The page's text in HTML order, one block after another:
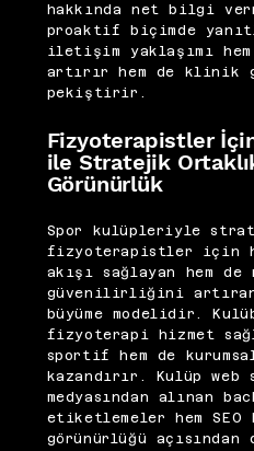
hakkında net bilgi
proaktif biçimde
iletişim yaklaşımı hem
artırır hem de
pekiştirir.
Fizyoterapistler
ile Stratejik
Görünürlük
Spor kulüpleriyle
fizyoterapistler için
akışı sağlayan hem de
güvenilirliğini artıran
büyüme modelidir.
fizyoterapi hizmet
sportif hem de
kazandırır. Kulüp
medyasından alınan
etiketlemeler hem SEO
görünürlüğü